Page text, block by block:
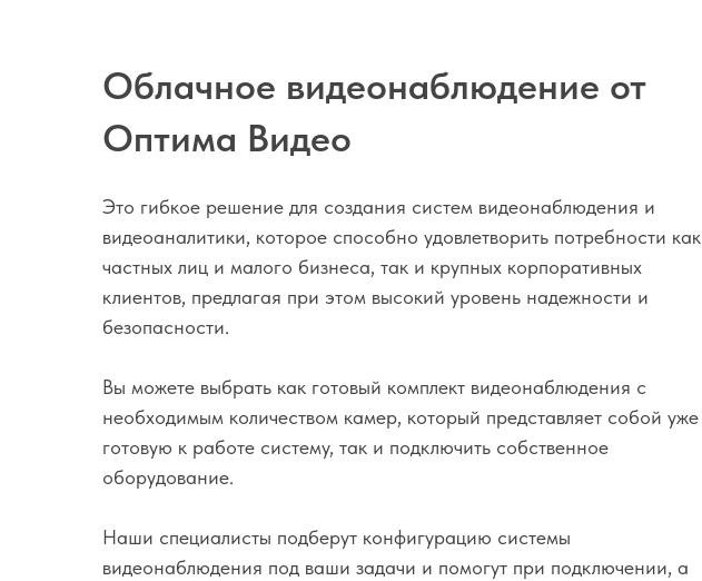
Облачное видеонаблюдение от
Оптима Видео
Это гибкое решение для создания систем видеонаблюдения и
видеоаналитики, которое способно удовлетворить потребности как
частных лиц и малого бизнеса, так и крупных корпоративных
клиентов, предлагая при этом высокий уровень надежности и
безопасности.
Вы можете выбрать как готовый комплект видеонаблюдения с
необходимым количеством камер, который представляет собой уже
готовую к работе систему, так и подключить собственное
оборудование.
Наши специалисты подберут конфигурацию системы
видеонаблюдения под ваши задачи и помогут при подключении, а